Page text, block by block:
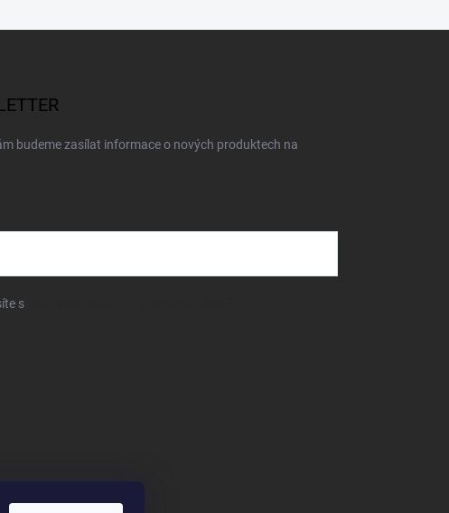
budeme zasílat informace o nových produktech na
s